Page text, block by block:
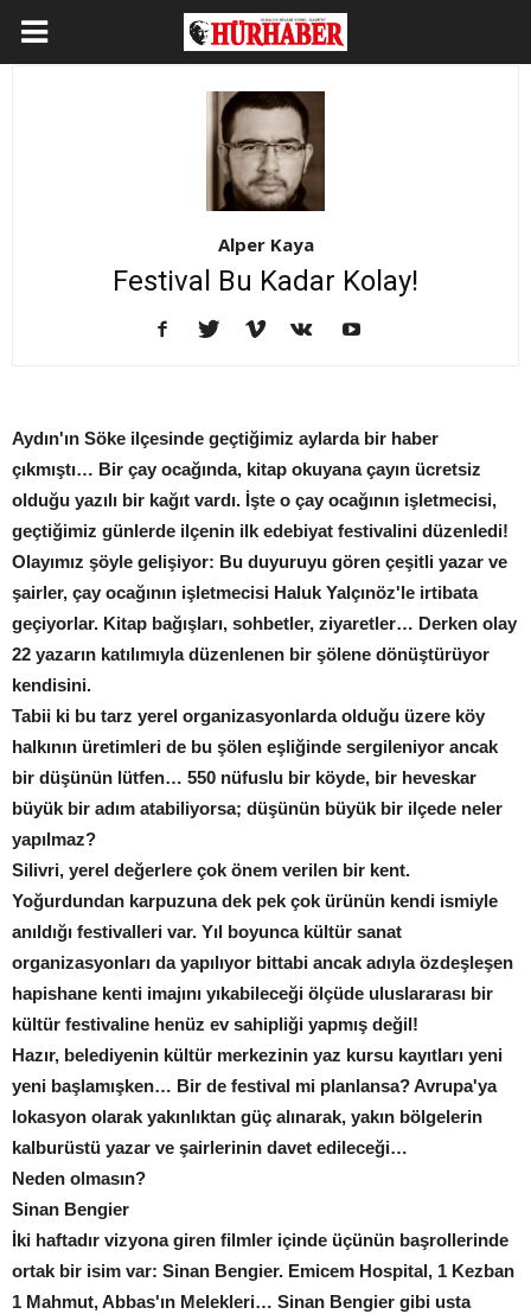
Alper Kaya
Festival Bu Kadar Kolay!
Aydın'ın Söke ilçesinde geçtiğimiz aylarda bir haber
çıkmıştı… Bir çay ocağında, kitap okuyana çayın ücretsiz
olduğu yazılı bir kağıt vardı. İşte o çay ocağının işletmecisi,
geçtiğimiz günlerde ilçenin ilk edebiyat festivalini düzenledi!
Olayımız şöyle gelişiyor: Bu duyuruyu gören çeşitli yazar ve
şairler, çay ocağının işletmecisi Haluk Yalçınöz'le irtibata
geçiyorlar. Kitap bağışları, sohbetler, ziyaretler… Derken olay
22 yazarın katılımıyla düzenlenen bir şölene dönüştürüyor
kendisini.
Tabii ki bu tarz yerel organizasyonlarda olduğu üzere köy
halkının üretimleri de bu şölen eşliğinde sergileniyor ancak
bir düşünün lütfen… 550 nüfuslu bir köyde, bir heveskar
büyük bir adım atabiliyorsa; düşünün büyük bir ilçede neler
yapılmaz?
Silivri, yerel değerlere çok önem verilen bir kent.
Yoğurdundan karpuzuna dek pek çok ürünün kendi ismiyle
anıldığı festivalleri var. Yıl boyunca kültür sanat
organizasyonları da yapılıyor bittabi ancak adıyla özdeşleşen
hapishane kenti imajını yıkabileceği ölçüde uluslararası bir
kültür festivaline henüz ev sahipliği yapmış değil!
Hazır, belediyenin kültür merkezinin yaz kursu kayıtları yeni
yeni başlamışken… Bir de festival mi planlansa? Avrupa'ya
lokasyon olarak yakınlıktan güç alınarak, yakın bölgelerin
kalburüstü yazar ve şairlerinin davet edileceği…
Neden olmasın?
Sinan Bengier
İki haftadır vizyona giren filmler içinde üçünün başrollerinde
ortak bir isim var: Sinan Bengier. Emicem Hospital, 1 Kezban
1 Mahmut, Abbas'ın Melekleri… Sinan Bengier gibi usta